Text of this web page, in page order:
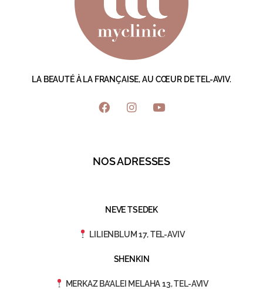
LA BEAUTÉ À LA FRANÇAISE, AU CŒUR DE TEL-AVIV.
NOS ADRESSES
NEVE TSEDEK
LILIENBLUM 17, TEL-AVIV
SHENKIN
MERKAZ BA’ALEI MELAHA 13, TEL-AVIV